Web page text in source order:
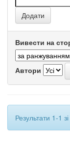
Вивести на
Автори
Результати 1-1